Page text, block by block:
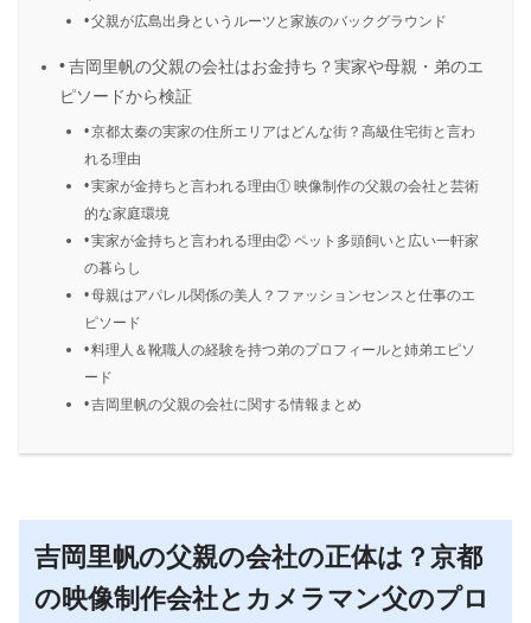
父親が広島出身というルーツと家族のバックグラウンド
吉岡里帆の父親の会社はお金持ち？実家や母親・弟のエ
ピソードから検証
京都太秦の実家の住所エリアはどんな街？高級住宅街と言わ
れる理由
実家が金持ちと言われる理由① 映像制作の父親の会社と芸術
的な家庭環境
実家が金持ちと言われる理由② ペット多頭飼いと広い一軒家
の暮らし
母親はアパレル関係の美人？ファッションセンスと仕事のエ
ピソード
料理人＆靴職人の経験を持つ弟のプロフィールと姉弟エピソ
ード
吉岡里帆の父親の会社に関する情報まとめ
吉岡里帆の父親の会社の正体は？京都
の映像制作会社とカメラマン父のプロ